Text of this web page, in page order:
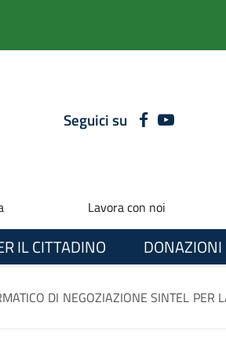
Seguici su FACEBOOKYOUTUBE
Lavora con noi
IL CITTADINO DONAZIONI
DI NEGOZIAZIONE SINTEL PER